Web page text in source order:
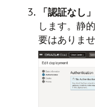
「認証なし」
します。静
要はありませ